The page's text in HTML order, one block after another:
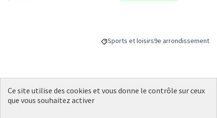
Filtrer les résultats de la catégorie :
Sports et loisirsFiltrer les résultats
9e arrondissement
Budget
Ce site utilise des cookies et vous donne le contrôle sur ceux
que vous souhaitez activer